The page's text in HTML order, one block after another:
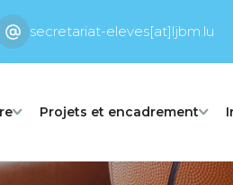
secretariat-eleves[at]ljbm.lu
Projets et encadrement